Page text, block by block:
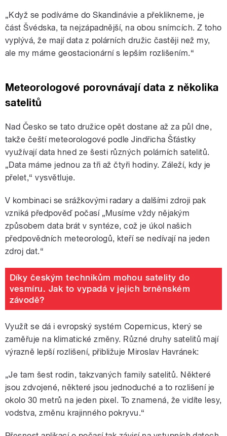
„Když se podíváme do Skandinávie a překlikneme, je
část Švédska, ta nejzápadnější, na obou snímcích. Z toho
vyplývá, že mají data z polárních družic častěji než my,
ale my máme geostacionární s lepším rozlišením.“
Meteorologové porovnávají data z několika
satelitů
Nad Česko se tato družice opět dostane až za půl dne,
takže čeští meteorologové podle Jindřicha Šťástky
využívají data hned ze šesti různých polárních satelitů.
„Data máme jednou za tři až čtyři hodiny. Záleží, kdy je
přelet,“ vysvětluje.
V kombinaci se srážkovými radary a dalšími zdroji pak
vzniká předpověď počasí „Musíme vždy nějakým
způsobem data brát v syntéze, což je úkol našich
předpovědních meteorologů, kteří se nedívají na jeden
zdroj dat.“
Díky českým technikům mohou satelity do
vesmíru. Jak to vypadá v jejich brněnském
závodě?
Využít se dá i evropský systém Copernicus, který se
zaměřuje na klimatické změny. Různé druhy satelitů mají
výrazně lepší rozlišení, přibližuje Miroslav Havránek:
„Je tam šest rodin, takzvaných family satelitů. Některé
jsou zdvojené, některé jsou jednoduché a to rozlišení je
okolo 30 metrů na jeden pixel. To znamená, že vidíte lesy,
vodstva, změnu krajinného pokryvu.“